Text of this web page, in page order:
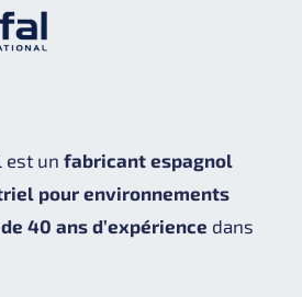
est un fabricant espagnol
pour environnements
40 ans d’expérience dans